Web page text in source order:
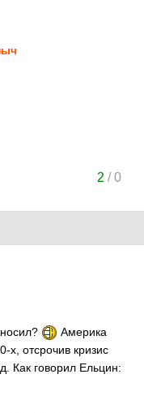
2 /0
Америка
х, отсрочив кризис
Как говорил Ельцин: